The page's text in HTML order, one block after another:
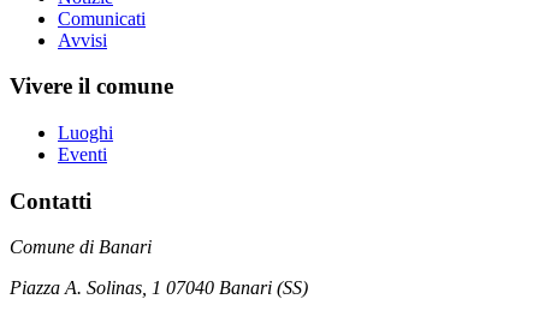
Comunicati
Avvisi
Vivere il comune
Luoghi
Eventi
Contatti
Comune di Banari
Piazza A. Solinas, 1 07040 Banari (SS)